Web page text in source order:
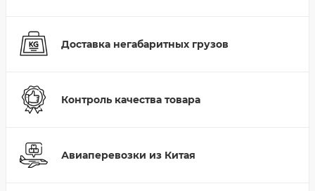
Доставка негабаритных грузов
Контроль качества товара
Авиаперевозки из Китая